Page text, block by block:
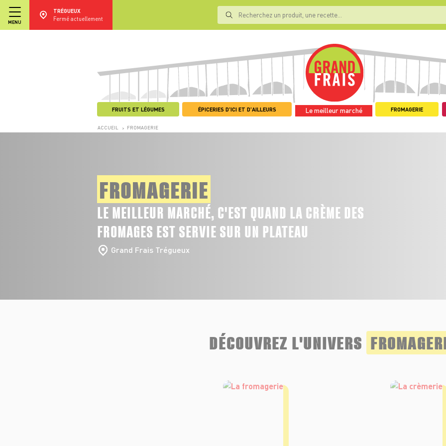
MENU
TRÉGUEUX
Fermé actuellement
FRUITS ET LÉGUMES ÉPICERIES D'ICI ET D'AILLEURS Le meilleur marché FROMAGERIE
ACCUEIL > FROMAGERIE
FROMAGERIE
LE MEILLEUR MARCHÉ, C'EST QUAND LA CRÈME DES
FROMAGES EST SERVIE SUR UN PLATEAU
Grand Frais Trégueux
DÉCOUVREZ L'UNIVERS